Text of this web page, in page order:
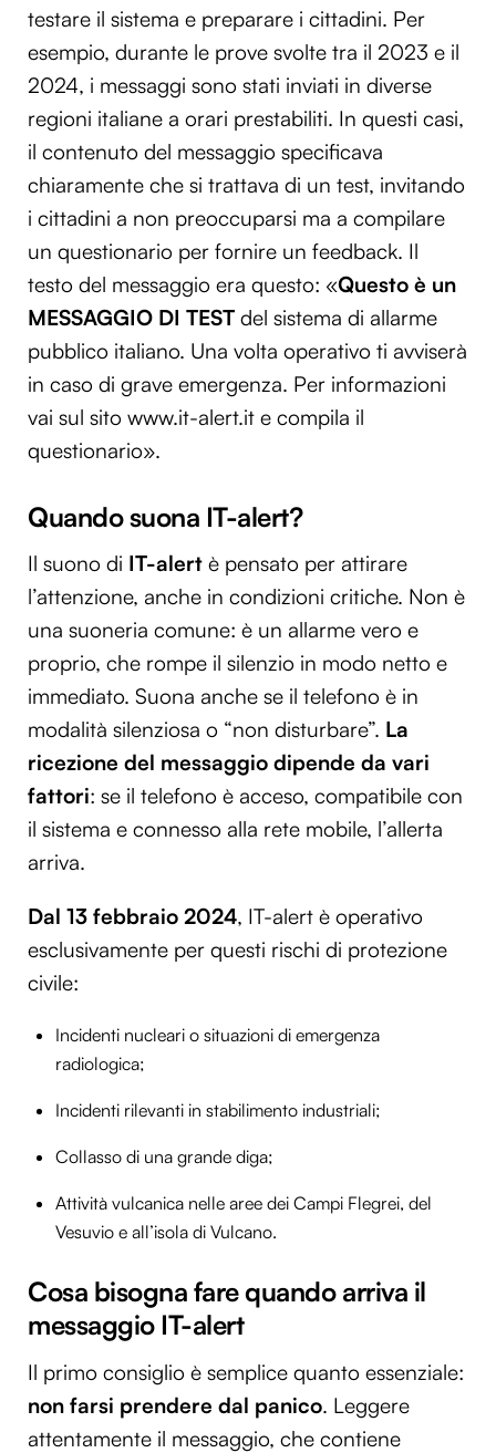
testare il sistema e preparare i cittadini. Per
esempio, durante le prove svolte tra il 2023 e il
2024, i messaggi sono stati inviati in diverse
regioni italiane a orari prestabiliti. In questi casi,
il contenuto del messaggio specificava
chiaramente che si trattava di un test, invitando
i cittadini a non preoccuparsi ma a compilare
un questionario per fornire un feedback. Il
testo del messaggio era questo: «Questo è un
MESSAGGIO DI TEST del sistema di allarme
pubblico italiano. Una volta operativo ti avviserà
in caso di grave emergenza. Per informazioni
vai sul sito www.it-alert.it e compila il
questionario».
Quando suona IT-alert?
Il suono di IT-alert è pensato per attirare
l’attenzione, anche in condizioni critiche. Non è
una suoneria comune: è un allarme vero e
proprio, che rompe il silenzio in modo netto e
immediato. Suona anche se il telefono è in
modalità silenziosa o “non disturbare”. La
ricezione del messaggio dipende da vari
fattori: se il telefono è acceso, compatibile con
il sistema e connesso alla rete mobile, l’allerta
arriva.
Dal 13 febbraio 2024, IT-alert è operativo
esclusivamente per questi rischi di protezione
civile:
Incidenti nucleari o situazioni di emergenza
radiologica;
Incidenti rilevanti in stabilimento industriali;
Collasso di una grande diga;
Attività vulcanica nelle aree dei Campi Flegrei, del
Vesuvio e all’isola di Vulcano.
Cosa bisogna fare quando arriva il
messaggio IT-alert
Il primo consiglio è semplice quanto essenziale:
non farsi prendere dal panico. Leggere
attentamente il messaggio, che contiene